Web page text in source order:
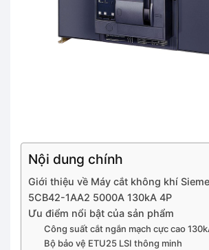
Nội dung chính
Giới thiệu về Máy cắt không khí
5CB42-1AA2 5000A 130kA 4P
Ưu điểm nổi bật của sản phẩm
Công suất cắt ngắn mạch cực cao
Bộ bảo vệ ETU25 LSI thông minh